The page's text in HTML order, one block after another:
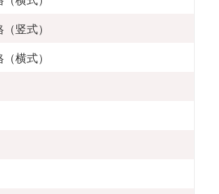
竖式）
横式）